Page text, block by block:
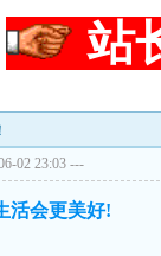
站
02 23:03 ---
活会更美好!